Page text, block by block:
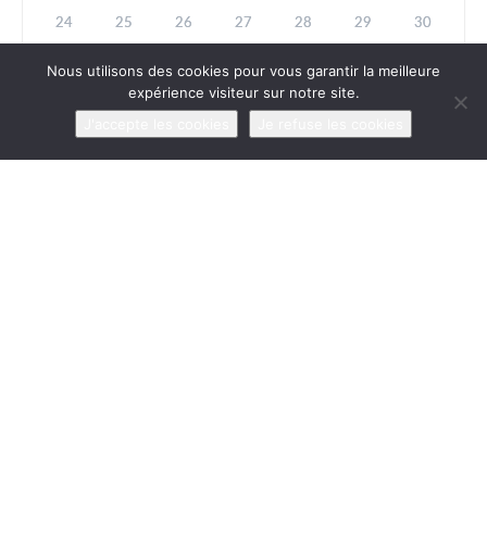
24 25 26 27 28 29 30
31 1 2 3 4 5 6
Nous utilisons des cookies pour vous garantir la meilleure
expérience visiteur sur notre site.